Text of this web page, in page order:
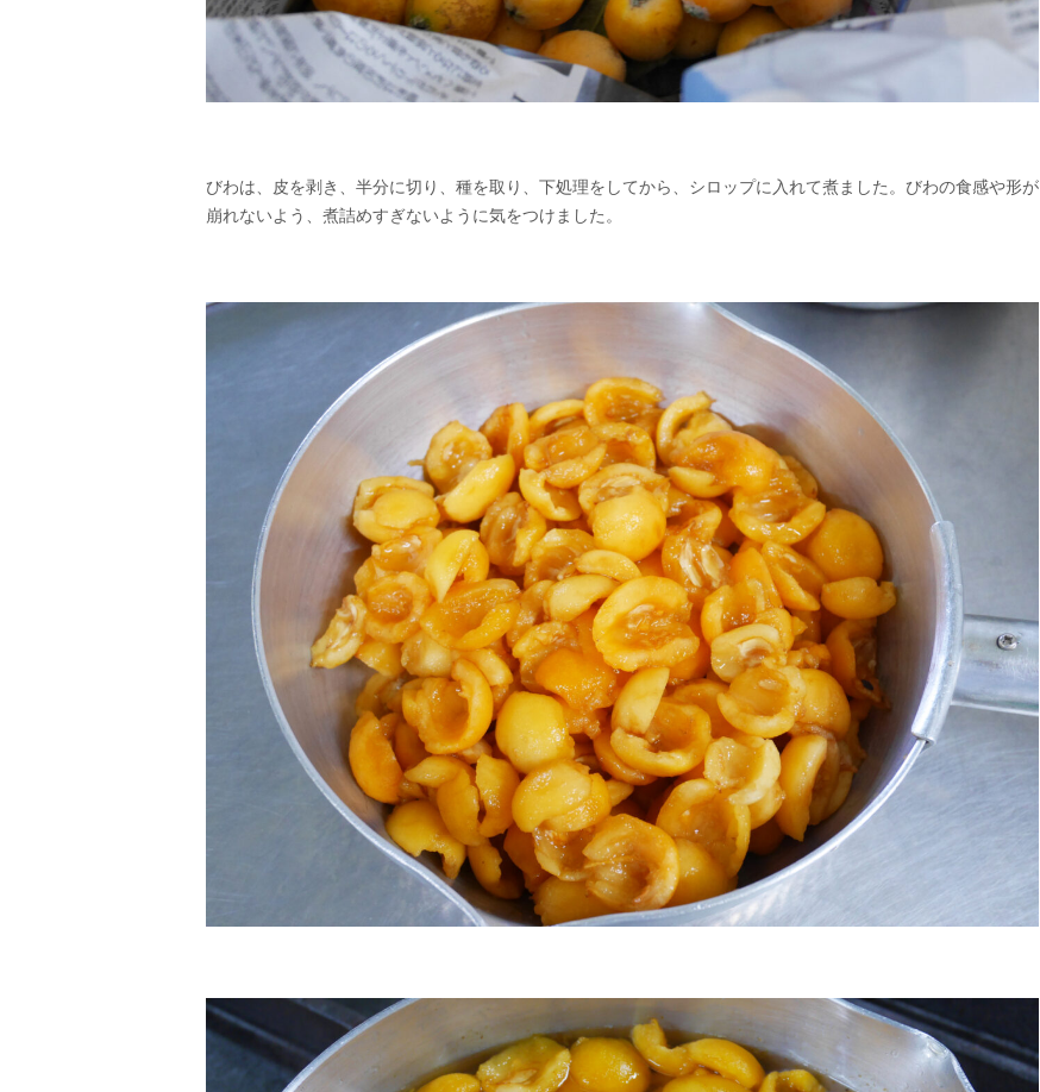
びわは、皮を剥き、半分に切り、種を取り、下処理をしてから、シロップに入れて煮ました。びわの食感や形が
崩れないよう、煮詰めすぎないように気をつけました。